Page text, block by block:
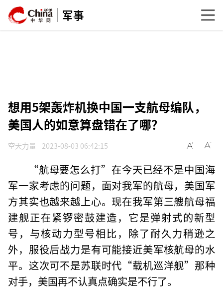
军事
想用5架轰炸机换中国一支航母编队，
美国人的如意算盘错在了哪？
空天力量 2023-08-03 06:42:15
“航母要怎么打”在今天已经不是中国海
军一家考虑的问题，面对我军的航母，美国军
方其实也越来越上心。现在我军第三艘航母福
建舰正在紧锣密鼓建造，它是弹射式的新型
号，与核动力型号相比，除了耐久力稍逊之
外，服役后战力是有可能接近美军核航母的水
平。这次可不是苏联时代“载机巡洋舰”那种
对手，美国再不认真点确实是不行了。